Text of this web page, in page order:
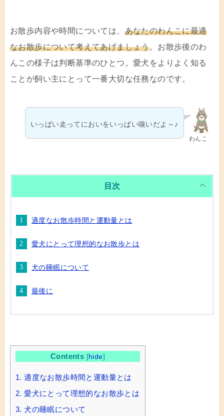
お散歩内容や時間については、 あなたのわんこに最適
なお散歩について考えてあげましょう。お散歩後のわ
んこの様子は判断基準のひとつ。愛犬をよりよく知る
ことが飼い主にとって一番大切な任務なのです。
わんこ
いっぱい走ってにおいをいっぱい嗅いだよ～♪
目次
適度なお散歩時間と運動量とは
愛犬にとって理想的なお散歩とは
犬の睡眠について
最後に
Contents [hide]
1. 適度なお散歩時間と運動量とは
2. 愛犬にとって理想的なお散歩とは
3. 犬の睡眠について